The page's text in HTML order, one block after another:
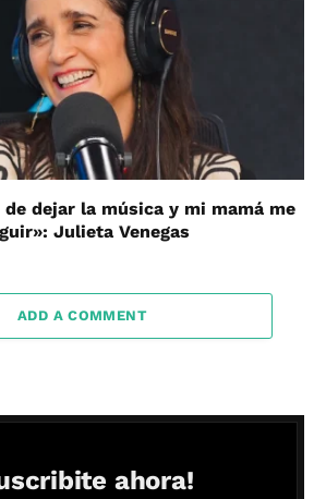
dejar la música y mi mamá me
Julieta Venegas
ADD A COMMENT
ahora!